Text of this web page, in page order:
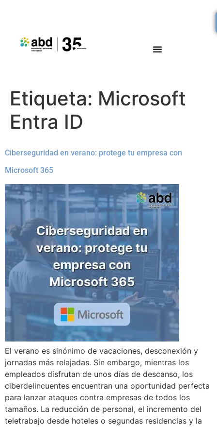
Etiqueta: Microsoft
Entra ID
Ciberseguridad en verano: protege tu empresa con
Microsoft 365
El verano es sinónimo de vacaciones, desconexión y
jornadas más relajadas. Sin embargo, mientras los
empleados disfrutan de unos días de descanso, los
ciberdelincuentes encuentran una oportunidad perfecta
para lanzar ataques contra empresas de todos los
tamaños. La reducción de personal, el incremento del
teletrabajo desde hoteles o segundas residencias y la